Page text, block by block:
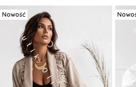
Nowość